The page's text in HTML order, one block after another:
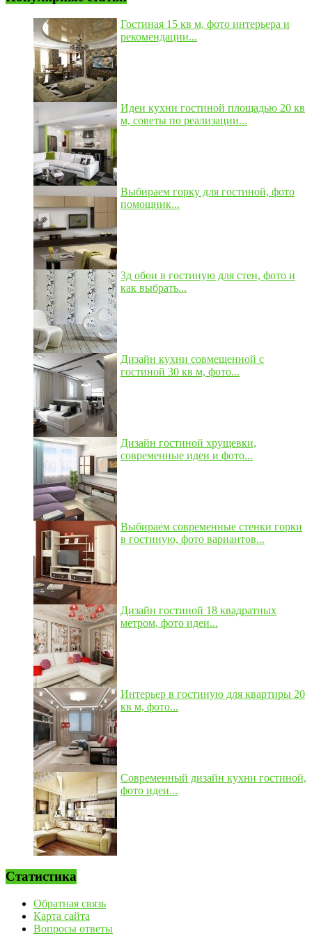
Гостиная 15 кв м, фото интерьера и
рекомендации...
Идеи кухни гостиной площадью 20 кв
м, советы по реализации...
Выбираем горку для гостиной, фото
помощник...
3д обои в гостиную для стен, фото и
как выбрать...
Дизайн кухни совмещенной с
гостиной 30 кв м, фото...
Дизайн гостиной хрущевки,
современные идеи и фото...
Выбираем современные стенки горки
в гостиную, фото вариантов...
Дизайн гостиной 18 квадратных
метром, фото идеи...
Интерьер в гостиную для квартиры 20
кв м, фото...
Современный дизайн кухни гостиной,
фото идеи...
Статистика
Обратная связь
Карта сайта
Вопросы ответы